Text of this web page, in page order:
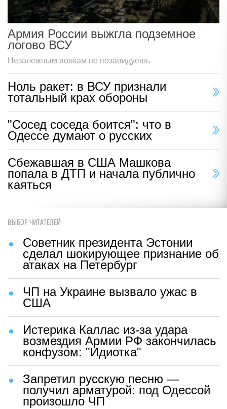
Армия России выжгла подземное
логово ВСУ
Незалежным воякам не позавидуешь
Ноль ракет: в ВСУ признали
тотальный крах обороны
"Сосед соседа боится": что в
Одессе думают о русских
Сбежавшая в США Машкова
попала в ДТП и начала публично
каяться
ВЫБОР ЧИТАТЕЛЕЙ
Советник президента Эстонии
сделал шокирующее признание об
атаках на Петербург
ЧП на Украине вызвало ужас в
США
Истерика Каллас из-за удара
возмездия Армии РФ закончилась
конфузом: "Идиотка"
Запретил русскую песню —
получил арматурой: под Одессой
произошло ЧП